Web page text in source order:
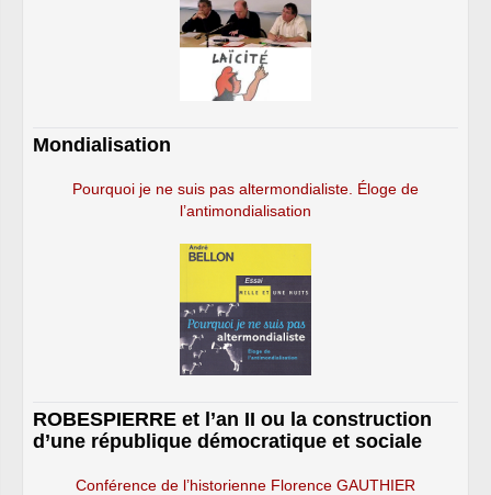
Mondialisation
Pourquoi je ne suis pas altermondialiste. Éloge de
l’antimondialisation
ROBESPIERRE et l’an II ou la construction
d’une république démocratique et sociale
Conférence de l’historienne Florence GAUTHIER